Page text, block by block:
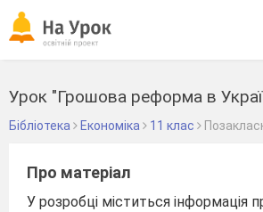
Урок "Грошова реформа в
Бібліотека Економіка 11 клас
Про матеріал
У розробці міститься інформація